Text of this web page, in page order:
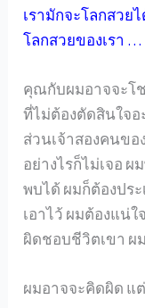
เรามักจะโลกสวย
โลกสวยของเรา …
คุณกับผมอาจจะโ
ที่ไม่ต้องตัดสินใจ
ส่วนเจ้าสองคนขอ
อย่างไรก็ไม่เจอ ผ
พบได้ ผมก็ต้องปร
เอาไว้ ผมต้องแน่
ผิดชอบชีวิตเขา ผ
ผมอาจจะคิดผิด แ